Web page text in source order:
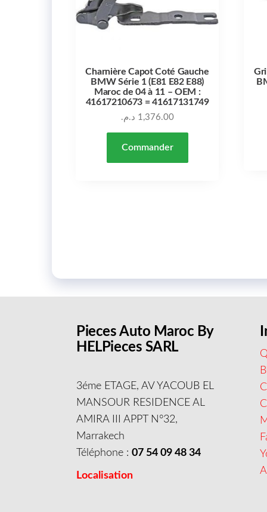
Charnière Capot Coté Gauche
BMW Série 1 (E81 E82 E88)
Maroc de 04 à 11 – OEM :
41617210673 = 41617131749
1,376.00 د.م.
Commander
Pieces Auto Maroc By
HELPieces SARL
3éme ETAGE, AV YACOUB EL
MANSOUR RESIDENCE AL
AMIRA III APPT N°32,
Marrakech
Téléphone :07 54 09 48 34
Localisation